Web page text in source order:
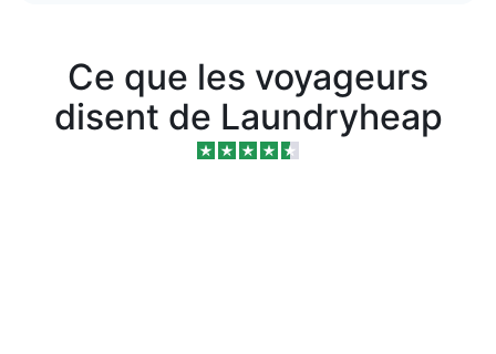
Ce que les voyageurs
disent de Laundryheap